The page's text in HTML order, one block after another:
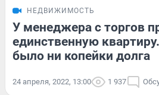
НЕДВИЖИМОСТЬ
У менеджера с торгов
единственную
было ни копейки долга
24 апреля, 2022, 13:00 1 937